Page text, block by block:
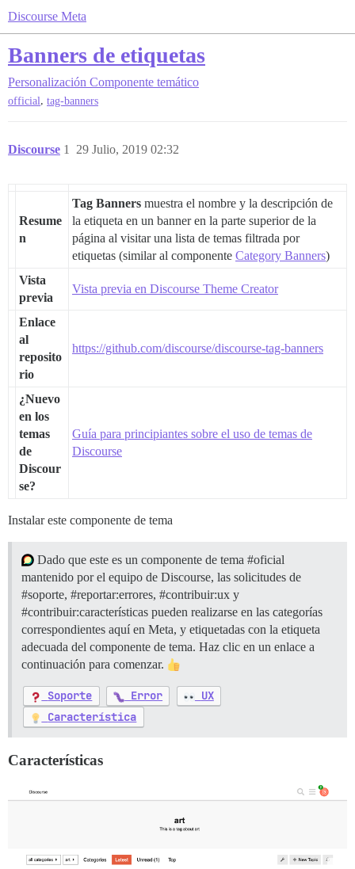
Discourse Meta
Banners de etiquetas
Personalización Componente temático
official, tag-banners
Discourse 29 Julio, 2019 02:32
1
Resume
n
Tag Banners muestra el nombre y la descripción de
la etiqueta en un banner en la parte superior de la
página al visitar una lista de temas filtrada por
etiquetas (similar al componente Category Banners)
Vista
previa
Vista previa en Discourse Theme Creator
Enlace
al
reposito
rio
https://github.com/discourse/discourse-tag-banners
¿Nuevo
en los
temas
de
Discour
se?
Guía para principiantes sobre el uso de temas de
Discourse
Instalar este componente de tema
Dado que este es un componente de tema #oficial
mantenido por el equipo de Discourse, las solicitudes de
#soporte, #reportar:errores, #contribuir:ux y
#contribuir:características pueden realizarse en las categorías
correspondientes aquí en Meta, y etiquetadas con la etiqueta
adecuada del componente de tema. Haz clic en un enlace a
continuación para comenzar.
Soporte Error
UX
Característica
Características